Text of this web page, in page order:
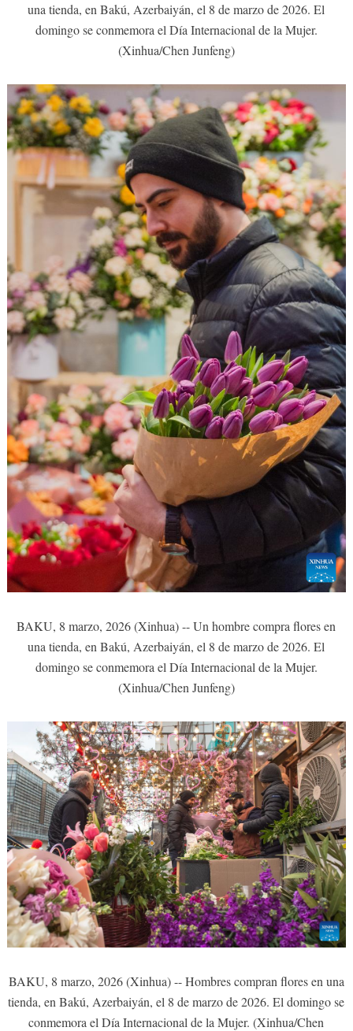
una tienda, en Bakú, Azerbaiyán, el 8 de marzo de 2026. El
domingo se conmemora el Día Internacional de la Mujer.
(Xinhua/Chen Junfeng)
BAKU, 8 marzo, 2026 (Xinhua) -- Un hombre compra flores en
una tienda, en Bakú, Azerbaiyán, el 8 de marzo de 2026. El
domingo se conmemora el Día Internacional de la Mujer.
(Xinhua/Chen Junfeng)
BAKU, 8 marzo, 2026 (Xinhua) -- Hombres compran flores en una
tienda, en Bakú, Azerbaiyán, el 8 de marzo de 2026. El domingo se
conmemora el Día Internacional de la Mujer. (Xinhua/Chen